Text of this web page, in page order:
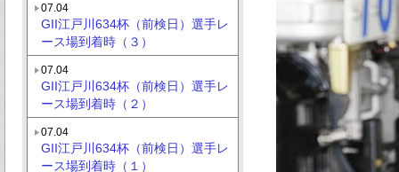
07.04
GII江戸川634杯（前検日）選手レ
ース場到着時（３）
07.04
GII江戸川634杯（前検日）選手レ
ース場到着時（２）
07.04
GII江戸川634杯（前検日）選手レ
ース場到着時（１）